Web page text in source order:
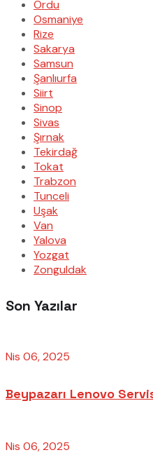
Ordu
Osmaniye
Rize
Sakarya
Samsun
Şanlıurfa
Siirt
Sinop
Sivas
Şırnak
Tekirdağ
Tokat
Trabzon
Tunceli
Uşak
Van
Yalova
Yozgat
Zonguldak
Son Yazılar
Nis 06, 2025
Beypazarı Lenovo
Nis 06, 2025